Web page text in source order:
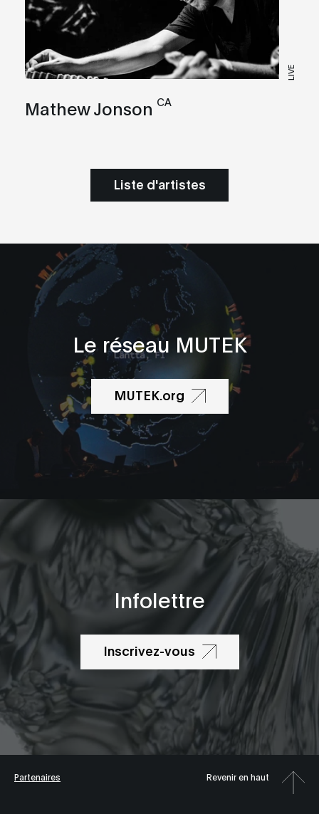
LIVE
Mathew Jonson CA
Liste d'artistes
Le réseau MUTEK
MUTEK.org
Infolettre
Inscrivez-vous
Partenaires Revenir en haut